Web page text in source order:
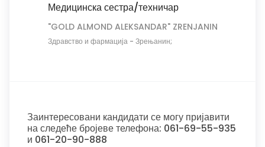
Медицинска сестра/техничар
"GOLD ALMOND ALEKSANDAR" ZRENJANIN
Здравство и фармација- Зрењанин;
Заинтересовани кандидати се могу пријавити
на следеће бројеве телефона: 061-69-55-935
и 061-20-90-888